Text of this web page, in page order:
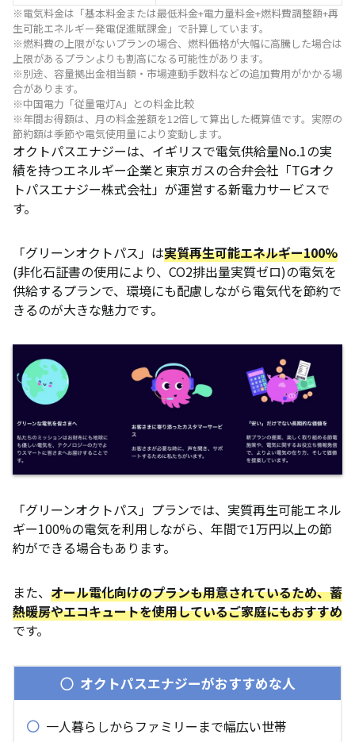
※電気料金は「基本料金または最低料金+電力量料金+燃料費調整額+再
生可能エネルギー発電促進賦課金」で計算しています。
※燃料費の上限がないプランの場合、燃料価格が大幅に高騰した場合は
上限があるプランよりも割高になる可能性があります。
※別途、容量拠出金相当額・市場連動手数料などの追加費用がかかる場
合があります。
※中国電力「従量電灯A」との料金比較
※年間お得額は、月の料金差額を12倍して算出した概算値です。実際の
節約額は季節や電気使用量により変動します。
オクトパスエナジーは、イギリスで電気供給量No.1の実
績を持つエネルギー企業と東京ガスの合弁会社「TGオク
トパスエナジー株式会社」が運営する新電力サービスで
す。
「グリーンオクトパス」は実質再生可能エネルギー100%
(非化石証書の使用により、CO2排出量実質ゼロ)の電気を
供給するプランで、環境にも配慮しながら電気代を節約で
きるのが大きな魅力です。
「グリーンオクトパス」プランでは、実質再生可能エネル
ギー100%の電気を利用しながら、年間で1万円以上の節
約ができる場合もあります。
また、 オール電化向けのプランも用意されているため、蓄
熱暖房やエコキュートを使用しているご家庭にもおすすめ
です。
オクトパスエナジーがおすすめな人
一人暮らしからファミリーまで幅広い世帯